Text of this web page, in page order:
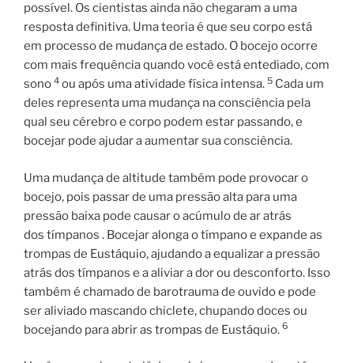
possível. Os cientistas ainda não chegaram a uma
resposta definitiva. Uma teoria é que seu corpo está
em processo de mudança de estado. O bocejo ocorre
com mais frequência quando você está entediado, com
sono 4 ou após uma atividade física intensa. 5 Cada um
deles representa uma mudança na consciência pela
qual seu cérebro e corpo podem estar passando, e
bocejar pode ajudar a aumentar sua consciência.
Uma mudança de altitude também pode provocar o
bocejo, pois passar de uma pressão alta para uma
pressão baixa pode causar o acúmulo de ar atrás
dos tímpanos . Bocejar alonga o tímpano e expande as
trompas de Eustáquio, ajudando a equalizar a pressão
atrás dos tímpanos e a aliviar a dor ou desconforto. Isso
também é chamado de barotrauma de ouvido e pode
ser aliviado mascando chiclete, chupando doces ou
bocejando para abrir as trompas de Eustáquio. 6